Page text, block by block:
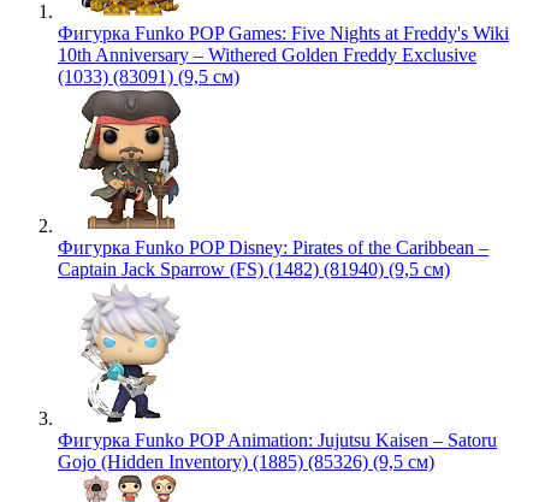
Фигурка Funko POP Games: Five Nights at Freddy's Wiki
10th Anniversary – Withered Golden Freddy Exclusive
(1033) (83091) (9,5 см)
Фигурка Funko POP Disney: Pirates of the Caribbean –
Captain Jack Sparrow (FS) (1482) (81940) (9,5 см)
Фигурка Funko POP Animation: Jujutsu Kaisen – Satoru
Gojo (Hidden Inventory) (1885) (85326) (9,5 см)